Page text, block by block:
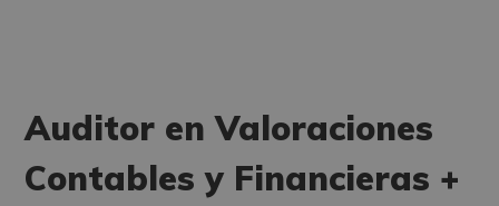
Auditor en Valoraciones
Contables y Financieras +